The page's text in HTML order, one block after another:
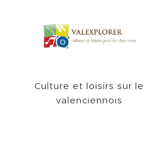
Culture et loisirs sur le
valenciennois